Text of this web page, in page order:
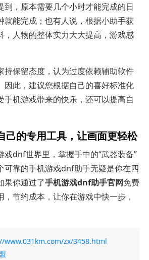
到，原本需要几个小时才能完成的日
就能完成；也有人说，根据小助手获
，人物的整体实力大大提高，游戏感
持保留态度，认为过度依赖辅助软件
因此，建议您根据自己的喜好标准化
手机游戏带来的快乐，还可以提高自
己的专用工具，让画面更轻松
戏dnf世界里，掌握手中的“武器装备”
可靠的手机游戏dnf助手无疑是你在四
果你通过了手机游戏dnf助手官网免费
节约成本，让你在游戏中快一步，
www.031km.com/zx/3458.html